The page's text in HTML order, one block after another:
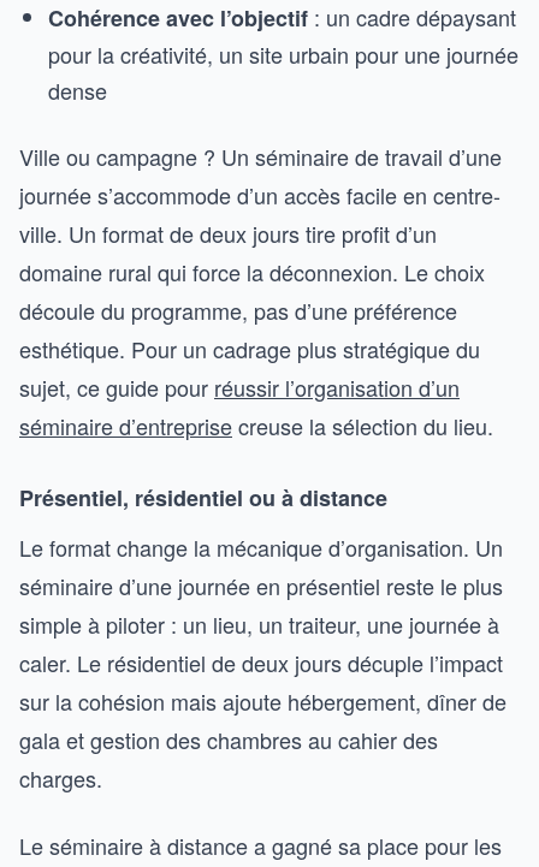
Cohérence avec l’objectif : un cadre dépaysant
pour la créativité, un site urbain pour une journée
dense
Ville ou campagne ? Un séminaire de travail d’une
journée s’accommode d’un accès facile en centre-
ville. Un format de deux jours tire profit d’un
domaine rural qui force la déconnexion. Le choix
découle du programme, pas d’une préférence
esthétique. Pour un cadrage plus stratégique du
sujet, ce guide pour réussir l’organisation d’un
séminaire d’entreprisecreuse la sélection du lieu.
Présentiel, résidentiel ou à distance
Le format change la mécanique d’organisation. Un
séminaire d’une journée en présentiel reste le plus
simple à piloter : un lieu, un traiteur, une journée à
caler. Le résidentiel de deux jours décuple l’impact
sur la cohésion mais ajoute hébergement, dîner de
gala et gestion des chambres au cahier des
charges.
Le séminaire à distance a gagné sa place pour les